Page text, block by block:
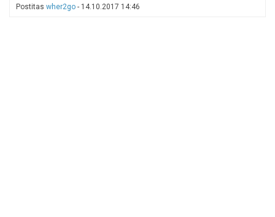
vahel
Postitas wher2go - 14.10.2017 14:46